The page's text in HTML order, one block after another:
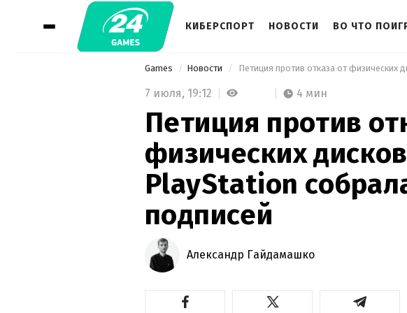
КИБЕРСПОРТ НОВОСТИ ВО ЧТО
Games Новости
7 июля, 19:12 4 мин
Петиция против
физических
PlayStation
подписей
Александр Гайдамашко